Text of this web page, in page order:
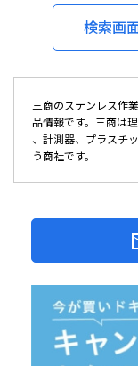
検索画
三商のステンレス
品情報です。三商は
、計測器、プラスチ
う商社です。